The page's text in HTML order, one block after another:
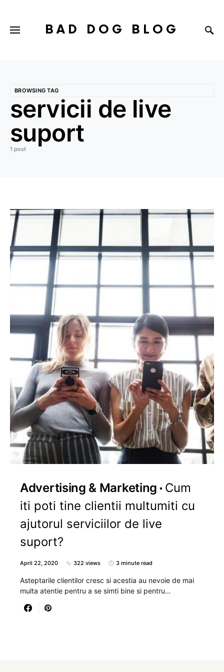
BAD DOG BLOG
BROWSING TAG
servicii de live
suport
1 post
Advertising & Marketing
Cum
iti poti tine clientii multumiti cu
ajutorul serviciilor de live
suport?
April 22, 2020 322 views 3 minute read
Asteptarile clientilor cresc si acestia au nevoie de mai
multa atentie pentru a se simti bine si pentru…